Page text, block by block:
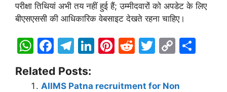
परीक्षा तिथियां अभी तय नहीं हुई हैं; उम्मीदवारों को अपडेट के लिए
बीएसएससी की आधिकारिक वेबसाइट देखते रहना चाहिए।
W
at
F
a
c
T
e
Li Pi
er
R
d
T
itt
C
Related Posts:
AIIMS Patna recruitment for Non